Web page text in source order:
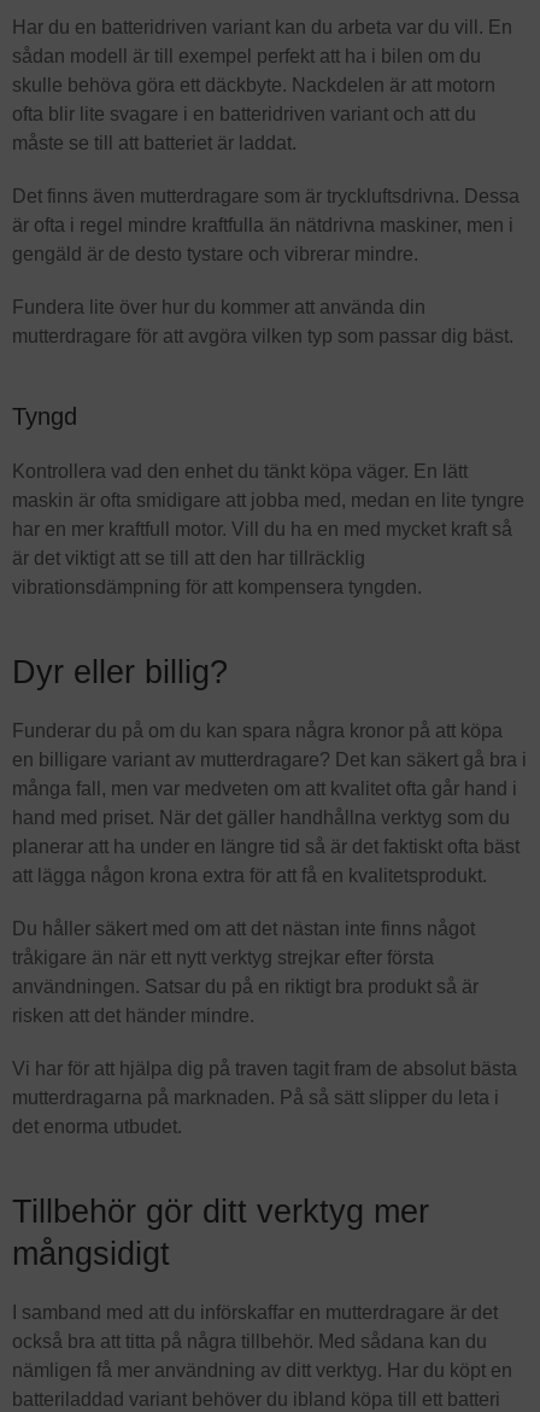
Har du en batteridriven variant kan du arbeta var du vill. En
sådan modell är till exempel perfekt att ha i bilen om du
skulle behöva göra ett däckbyte. Nackdelen är att motorn
ofta blir lite svagare i en batteridriven variant och att du
måste se till att batteriet är laddat.
Det finns även mutterdragare som är tryckluftsdrivna. Dessa
är ofta i regel mindre kraftfulla än nätdrivna maskiner, men i
gengäld är de desto tystare och vibrerar mindre.
Fundera lite över hur du kommer att använda din
mutterdragare för att avgöra vilken typ som passar dig bäst.
Tyngd
Kontrollera vad den enhet du tänkt köpa väger. En lätt
maskin är ofta smidigare att jobba med, medan en lite tyngre
har en mer kraftfull motor. Vill du ha en med mycket kraft så
är det viktigt att se till att den har tillräcklig
vibrationsdämpning för att kompensera tyngden.
Dyr eller billig?
Funderar du på om du kan spara några kronor på att köpa
en billigare variant av mutterdragare? Det kan säkert gå bra i
många fall, men var medveten om att kvalitet ofta går hand i
hand med priset. När det gäller handhållna verktyg som du
planerar att ha under en längre tid så är det faktiskt ofta bäst
att lägga någon krona extra för att få en kvalitetsprodukt.
Du håller säkert med om att det nästan inte finns något
tråkigare än när ett nytt verktyg strejkar efter första
användningen. Satsar du på en riktigt bra produkt så är
risken att det händer mindre.
Vi har för att hjälpa dig på traven tagit fram de absolut bästa
mutterdragarna på marknaden. På så sätt slipper du leta i
det enorma utbudet.
Tillbehör gör ditt verktyg mer
mångsidigt
I samband med att du införskaffar en mutterdragare är det
också bra att titta på några tillbehör. Med sådana kan du
nämligen få mer användning av ditt verktyg. Har du köpt en
batteriladdad variant behöver du ibland köpa till ett batteri